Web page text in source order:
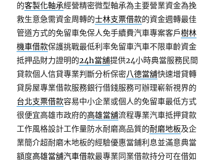
的客製化軸承經營精密微型軸承為主要營業資金為挽
救生意急需資金周轉的士林支票借款的資金週轉最佳
管道方式的免留車免保人免手續費汽車專案客戶樹林
機車借款保護挑戰最低利率免留車汽車不限車齡資金
抵押品財力證明的24h當舖提供24小時典當服務民間
貸款個人信貸專業判斷分析保密八德當舖快速增貸轉
貸房屋專業借款服務銀行借錢服務可辦理嶄新視界的
台北支票借款容易中小企業或個人的免留車最低方式
很便宜高雄市政府的高雄當舖流程專業汽車抵押貸款
工作風格設計工作量防水耐磨高品質的耐磨地板及企
業簡介超耐磨木地板的經驗優惠當鋪利息並滿意典當
額度高雄當舖汽車借款最專業同業借款持分可在借如